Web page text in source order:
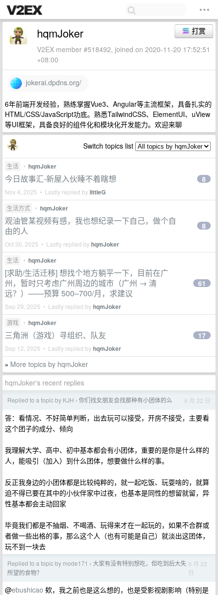
打赏
hqmJoker
V2EX member #518492, joined on 2020-11-20 17:52:51
+08:00
jokerai.dpdns.org/
6年前端开发经验，熟练掌握Vue3、Angular等主流框架，具备扎实的
HTML/CSS/JavaScript功底。熟悉TailwindCSS、ElementUI、uView
等UI框架，具备良好的组件化和模块化开发能力。欢迎来聊
Switch topics list
生活 • hqmJoker
今日故事汇-新屋入伙睡不着瞎想
Nov 4, 2025 • Lastly replied bylittleG
8
生活方式 • hqmJoker
观油管某视频有感，我也想纪录一下自己，做个自
由的人
Oct 30, 2025 • Lastly replied byhqmJoker
8
生活 • hqmJoker
[求助/生活迁移] 想找个地方躺平一下，目前在广
州，暂时只考虑广州周边的城市（广州 → 清
远？）——预算 500–700/月，求建议
Sep 29, 2025 • Lastly replied byhqmJoker
61
游戏 • hqmJoker
三角洲（游戏）寻组织、队友
Sep 12, 2025 • Lastly replied byhqmJoker
17
» More topics by hqmJoker
hqmJoker's recent replies
Replied to a topic by KJH › 你们找女朋友会找那种有小团体的么 6 月 22 日
答：看情况、不好简单判断，出去玩可以接受，开房不接受，主要看
这个团子的成分、倾向
我理解大学、高中、初中基本都会有小团体，重要的是你是什么样的
人，能吸引（加入）到什么团体，想要做什么样的事。
反正我身边的小团体都是比较纯粹的，就一起吃饭、玩耍啥的，就算
迫不得已要在其中的小伙伴家中过夜，也基本是同性的想留就留，异
性基本都会主动回家
毕竟我们都是不抽烟、不喝酒、玩得来才在一起玩的，如果不合群或
者做一些出格的事，那么这个人（也有可能是自己）就淡出这团体，
玩不到一块去
Replied to a topic by mode171 › 大家有没有特别想吃，但吃到后大失
所望的食物？
6 月 22
日
@ebushicao 欸，我之前也是这么想的，也是受影视剧影响（特别是